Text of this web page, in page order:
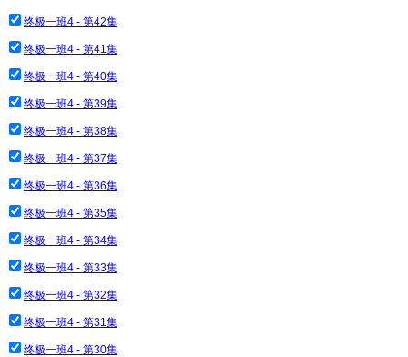
终极一班4 - 第42集
终极一班4 - 第41集
终极一班4 - 第40集
终极一班4 - 第39集
终极一班4 - 第38集
终极一班4 - 第37集
终极一班4 - 第36集
终极一班4 - 第35集
终极一班4 - 第34集
终极一班4 - 第33集
终极一班4 - 第32集
终极一班4 - 第31集
终极一班4 - 第30集